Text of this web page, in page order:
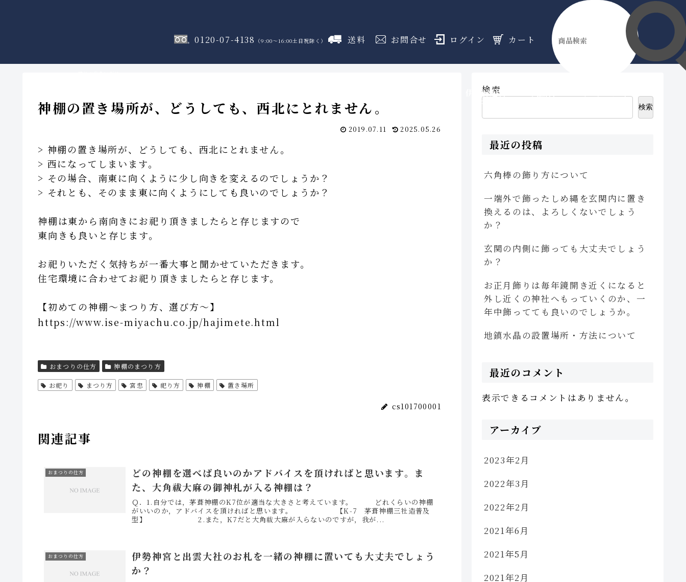
0120-07-4138 （9:00～16:00土日祝除く） 送料 お問合せ ログイン カート
のフロア のフロア のフロア のフロア
伊勢縁起物
のフロア
神棚の置き場所が、どうしても、西北にとれません。
2019.07.11 2025.05.26
> 神棚の置き場所が、どうしても、西北にとれません。
> 西になってしまいます。
> その場合、南東に向くように少し向きを変えるのでしょうか？
> それとも、そのまま東に向くようにしても良いのでしょうか？
神棚は東から南向きにお祀り頂きましたらと存じますので
東向きも良いと存じます。
お祀りいただく気持ちが一番大事と聞かせていただきます。
住宅環境に合わせてお祀り頂きましたらと存じます。
【初めての神棚～まつり方、選び方～】
https://www.ise-miyachu.co.jp/hajimete.html
おまつりの仕方 神棚のまつり方
お祀り まつり方 宮忠 祀り方 神棚 置き場所
cs101700001
関連記事
おまつりの仕方
どの神棚を選べば良いのかアドバイスを頂ければと思います。ま
た、大角祓大麻の御神札が入る神棚は？
Ｑ．1.自分では，茅葺神棚のK7位が適当な大きさと考えています。 どれくらいの神棚
がいいのか，アドバイスを頂ければと思います。 【K-7 茅葺神棚三社造普及
型】 2.また，K7だと大角祓大麻が入らないのですが，我が...
おまつりの仕方
伊勢神宮と出雲大社のお札を一緒の神棚に置いても大丈夫でしょう
か？
検索
検索
最近の投稿
六角棒の飾り方について
一端外で飾ったしめ縄を玄関内に置き
換えるのは、よろしくないでしょう
か？
玄関の内側に飾っても大丈夫でしょう
か？
お正月飾りは毎年鏡開き近くになると
外し近くの神社へもっていくのか、一
年中飾ってても良いのでしょうか。
地鎮水晶の設置場所・方法について
最近のコメント
表示できるコメントはありません。
アーカイブ
2023年2月
2022年3月
2022年2月
2021年6月
2021年5月
2021年2月